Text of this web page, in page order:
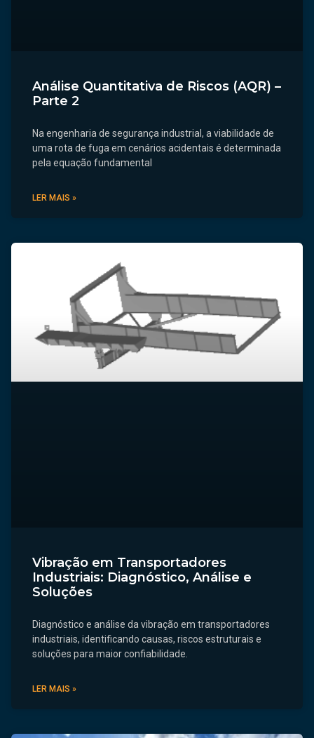
Análise Quantitativa de Riscos (AQR) –
Parte 2
Na engenharia de segurança industrial, a viabilidade de
uma rota de fuga em cenários acidentais é determinada
pela equação fundamental
LER MAIS »
Vibração em Transportadores
Industriais: Diagnóstico, Análise e
Soluções
Diagnóstico e análise da vibração em transportadores
industriais, identificando causas, riscos estruturais e
soluções para maior confiabilidade.
LER MAIS »